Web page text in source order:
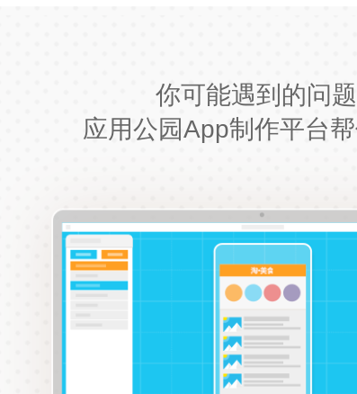
你可能遇到的问题
应用公园App制作平台